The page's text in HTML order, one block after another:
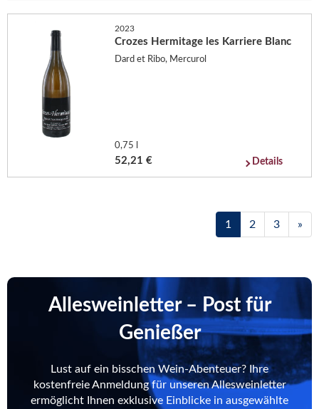
2023
Crozes Hermitage les Karriere Blanc
Dard et Ribo, Mercurol
0,75 l
52,21 € Details
1 2 3 »
Allesweinletter – Post für
Genießer
Lust auf ein bisschen Wein-Abenteuer? Ihre
kostenfreie Anmeldung für unseren Allesweinletter
ermöglicht Ihnen exklusive Einblicke in ausgewählte